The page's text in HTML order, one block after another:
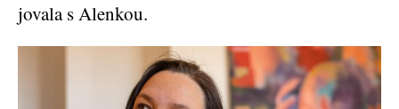
jo­va­la s Alenkou.